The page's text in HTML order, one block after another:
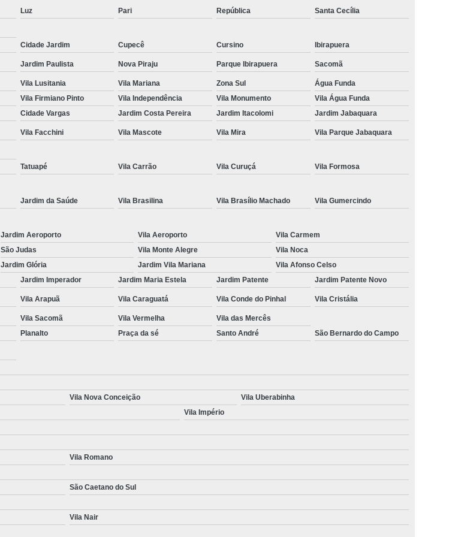
Renovação da Cnh Vencida
Renovação de Cnh
Renovação de Cnh Vencida
Auto Escola Simulador de Carro
Carro Simulador de Auto Escola
Simulador de Carro da Auto Escola
Simulador de Carro de Auto Escola
Simulador de Carro na Auto Escola
Simulador de Direção Auto Escola
Simulador de Direção Cfc
Simulador de Direção para Cfc Simulador Direção Veicular
Luz Pari República Santa Cecília
Cidade Jardim Cupecê Cursino Ibirapuera
Jardim Paulista Nova Piraju Parque Ibirapuera Sacomã
Vila Lusitania Vila Mariana Zona Sul
Água Funda
Vila Firmiano Pinto Vila Independência Vila Monumento
Vila Água Funda
Cidade Vargas Jardim Costa Pereira Jardim Itacolomi Jardim Jabaquara
Vila Facchini Vila Mascote Vila Mira Vila Parque Jabaquara
Tatuapé Vila Carrão Vila Curuçá Vila Formosa
Jardim da Saúde Vila Brasilina Vila Brasílio Machado Vila Gumercindo
Jardim Aeroporto Vila Aeroporto
Vila Carmem
São Judas Vila Monte Alegre
Vila Noca
Jardim Glória Jardim Vila Mariana
Vila Afonso Celso
Jardim Imperador Jardim Maria Estela Jardim Patente Jardim Patente Novo
Vila Arapuã Vila Caraguatá Vila Conde do Pinhal Vila Cristália
Vila Sacomã Vila Vermelha
Vila das Mercês
Planalto Praça da sé Santo André São Bernardo do Campo
Vila Nova Conceição
Vila Uberabinha
Vila Império
Vila Romano
São Caetano do Sul
Vila Nair